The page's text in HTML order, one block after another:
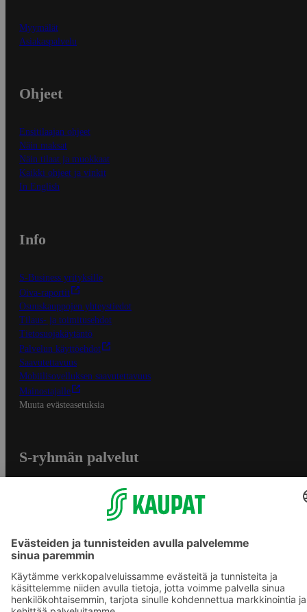
Myymälät
Asiakaspalvelu
Ohjeet
Ensitilaajan ohjeet
Näin maksat
Näin tilaat ja muokkaat
Kaikki ohjeet ja vinkit
In English
Info
S-Business yrityksille
Oiva-raportit
Osuuskauppojen yhteystiedot
Tilaus- ja toimitusehdot
Tietosuojakäytäntö
Palvelun käyttöehdot
Saavutettavuus
Mobiilisovelluksen saavutettavuus
Mainostajalle
Muuta evästeasetuksia
S-ryhmän palvelut
S-ostoslista -sovellus
Prisma.fi
Sokos.fi
S-Pankki
Yhteishyvä